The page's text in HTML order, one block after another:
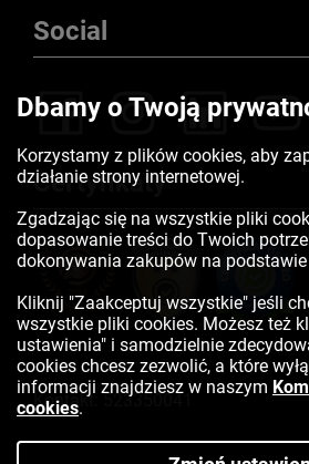
Social
Certyfikaty
Kontakt:523350041
Dbamy o Twoją
Korzystamy z plików cookies, aby
działanie strony internetowej.
Zgadzając się na wszystkie pliki
dopasowanie treści do Twoich
dokonywania zakupów na
Kliknij "Zaakceptuj wszystkie" jeśli
wszystkie pliki cookies. Możesz też
ustawienia" i samodzielnie
cookies chcesz zezwolić, a które
informacji znajdziesz w naszym
cookies.